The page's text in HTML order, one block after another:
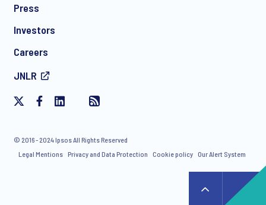
Press
Investors
Careers
JNLR
© 2016 - 2024 Ipsos All Rights Reserved
Legal Mentions Privacy and Data Protection Cookie policy Our Alert System